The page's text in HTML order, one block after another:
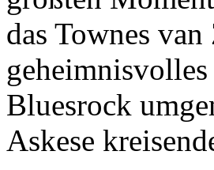
das Townes
Bluesrock
Askese